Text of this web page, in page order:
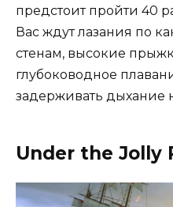
предстоит пройти 40
Вас ждут лазания по
стенам, высокие
глубоководное
задерживать дыхание
Under the Jolly